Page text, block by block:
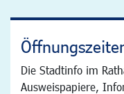
Die Stadtinfo im
Ausweispapiere,